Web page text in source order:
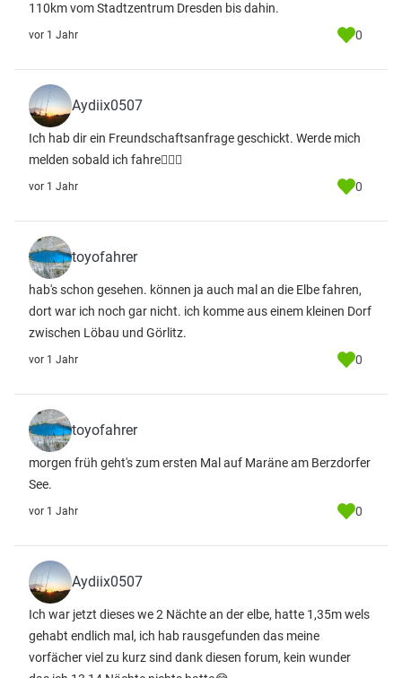
110km vom Stadtzentrum Dresden bis dahin.
vor 1 Jahr 0
Aydiix0507
Ich hab dir ein Freundschaftsanfrage geschickt. Werde mich
melden sobald ich fahre👍🏻🍻
vor 1 Jahr 0
toyofahrer
hab's schon gesehen. können ja auch mal an die Elbe fahren,
dort war ich noch gar nicht. ich komme aus einem kleinen Dorf
zwischen Löbau und Görlitz.
vor 1 Jahr 0
toyofahrer
morgen früh geht's zum ersten Mal auf Maräne am Berzdorfer
See.
vor 1 Jahr 0
Aydiix0507
Ich war jetzt dieses we 2 Nächte an der elbe, hatte 1,35m wels
gehabt endlich mal, ich hab rausgefunden das meine
vorfächer viel zu kurz sind dank diesen forum, kein wunder